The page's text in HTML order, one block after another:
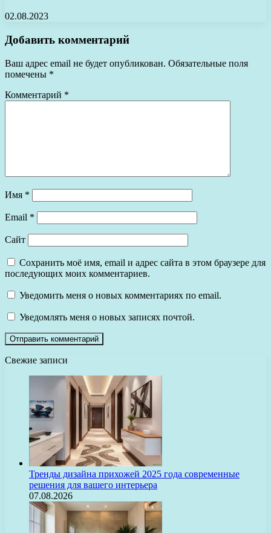
02.08.2023
Добавить комментарий
Ваш адрес email не будет опубликован. Обязательные поля
помечены *
Комментарий *
Имя *
Email *
Сайт
Сохранить моё имя, email и адрес сайта в этом браузере для
последующих моих комментариев.
Уведомить меня о новых комментариях по email.
Уведомлять меня о новых записях почтой.
Свежие записи
Тренды дизайна прихожей 2025 года современные
решения для вашего интерьера
07.08.2026